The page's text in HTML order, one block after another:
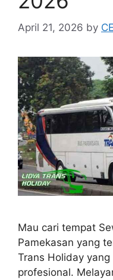
April 21, 2026 by
Mau cari tempat
Pamekasan yang
Trans Holiday
profesional.